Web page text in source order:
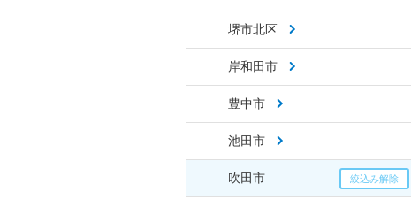
堺市北区
岸和田市
豊中市
池田市
吹田市